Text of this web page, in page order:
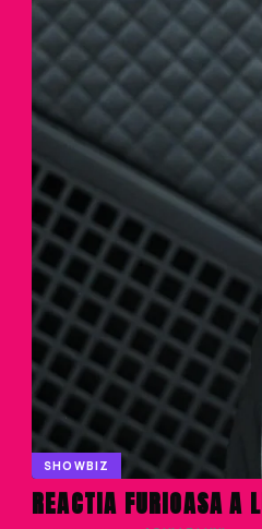
SHOWBIZ
REACTIA FURIOASA